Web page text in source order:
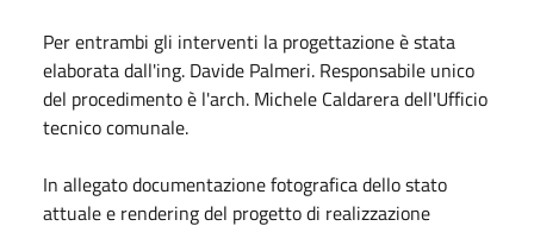
Per entrambi gli interventi la progettazione è stata
elaborata dall'ing. Davide Palmeri. Responsabile unico
del procedimento è l'arch. Michele Caldarera dell'Ufficio
tecnico comunale.
In allegato documentazione fotografica dello stato
attuale e rendering del progetto di realizzazione